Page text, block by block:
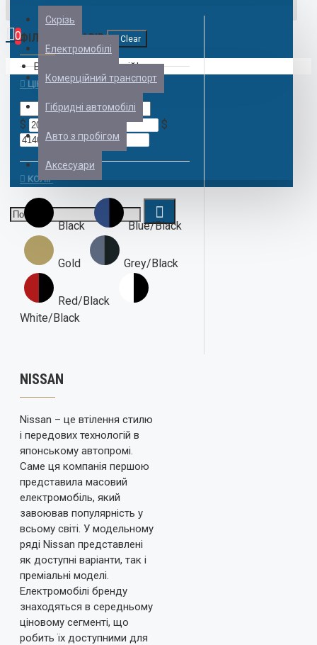
Скрізь
Електромобілі
Комерційний транспорт
Гібридні автомобілі
Авто з пробігом
Аксесуари
0
Ваш кошик порожній!
ФІЛЬТР ТОВАРІВ Clear
ЦІНА
$ $
КОЛІР
Black Blue/Black
Gold Grey/Black
Red/Black
White/Black
NISSAN
Nissan – це втілення стилю
і передових технологій в
японському автопромі.
Саме ця компанія першою
представила масовий
електромобіль, який
завоював популярність у
всьому світі. У модельному
ряді Nissan представлені
як доступні варіанти, так і
преміальні моделі.
Електромобілі бренду
знаходяться в середньому
ціновому сегменті, що
робить їх доступними для